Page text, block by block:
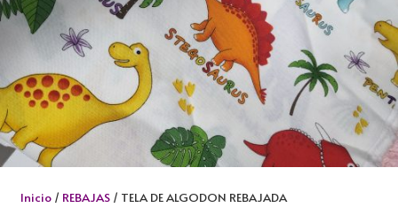
Inicio/ REBAJAS/ TELA DE ALGODON REBAJADA